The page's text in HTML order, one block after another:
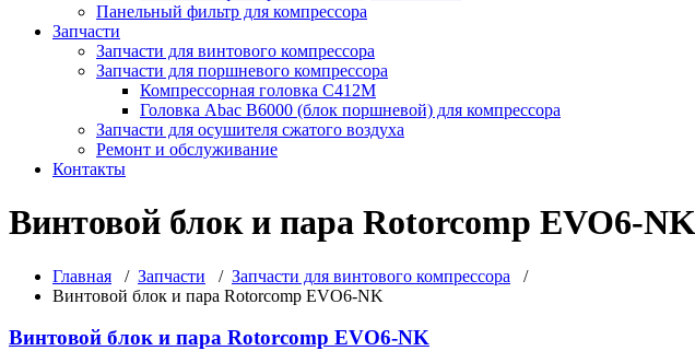
Панельный фильтр для компрессора
Запчасти
Запчасти для винтового компрессора
Запчасти для поршневого компрессора
Компрессорная головка С412М
Головка Abac B6000 (блок поршневой) для компрессора
Запчасти для осушителя сжатого воздуха
Ремонт и обслуживание
Контакты
Винтовой блок и пара Rotorcomp EVO6-NK
Главная / Запчасти / Запчасти для винтового компрессора /
Винтовой блок и пара Rotorcomp EVO6-NK
Винтовой блок и пара Rotorcomp EVO6-NK